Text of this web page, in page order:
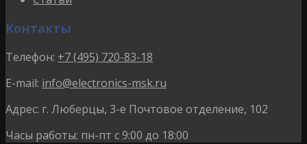
Контакты
Телефон: +7 (495) 720-83-18
E-mail: info@electronics-msk.ru
Адрес: г. Люберцы, 3-е Почтовое отделение, 102
Часы работы: пн-пт с 9:00 до 18:00